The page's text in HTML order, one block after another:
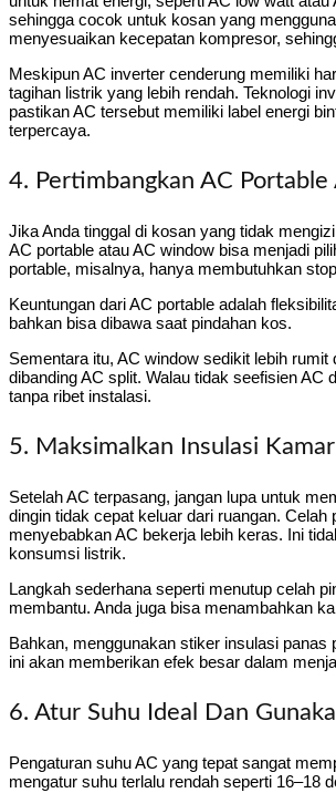
sehingga cocok untuk kosan yang
menyesuaikan kecepatan kompresor,
Meskipun AC inverter cenderung memiliki
tagihan listrik yang lebih rendah. Teknologi
pastikan AC tersebut memiliki label energi
terpercaya.
4. Pertimbangkan AC
Jika Anda tinggal di kosan yang tidak
AC portable atau AC window bisa menjadi
portable, misalnya, hanya membutuhkan
Keuntungan dari AC portable adalah
bahkan bisa dibawa saat pindahan kos.
Sementara itu, AC window sedikit lebih
dibanding AC split. Walau tidak seefisien
tanpa ribet instalasi.
5. Maksimalkan Insulasi Kamar
Setelah AC terpasang, jangan lupa untuk
dingin tidak cepat keluar dari ruangan.
menyebabkan AC bekerja lebih keras. Ini
konsumsi listrik.
Langkah sederhana seperti menutup celah
membantu. Anda juga bisa menambahkan
Bahkan, menggunakan stiker insulasi
ini akan memberikan efek besar dalam
6. Atur Suhu Ideal Dan
Pengaturan suhu AC yang tepat sangat
mengatur suhu terlalu rendah seperti 16–18